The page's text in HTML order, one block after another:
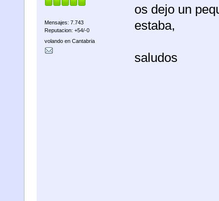
Mensajes: 7.743
Reputacion: +54/-0
volando en Cantabria
os dejo un
estaba,
saludos